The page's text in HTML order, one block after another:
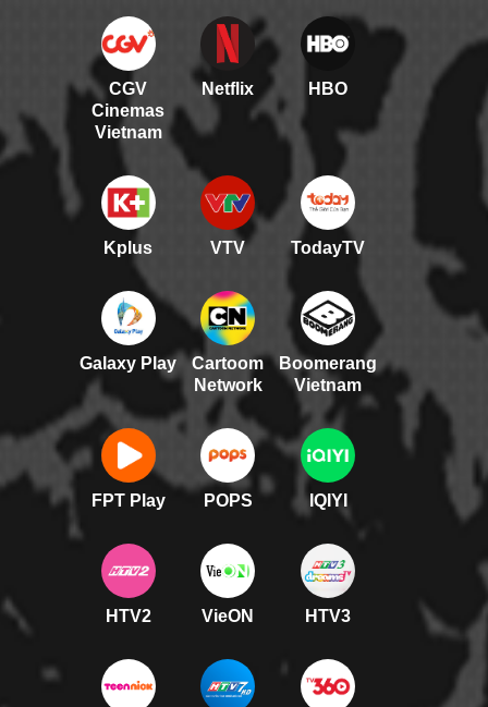
CGV
Cinemas
Vietnam
Netflix HBO
Kplus VTV TodayTV
Galaxy Play
Cartoom
Network
Boomerang
Vietnam
FPT Play POPS IQIYI
HTV2 VieON HTV3